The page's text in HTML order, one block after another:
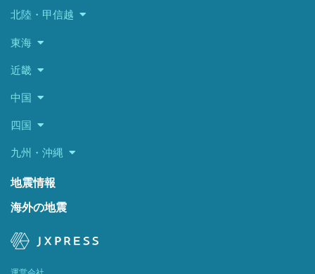
北陸・甲信越
東海
近畿
中国
四国
九州・沖縄
地震情報
海外の地震